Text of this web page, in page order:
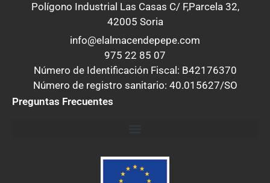
Polígono Industrial Las Casas C/ F,Parcela 32,
42005 Soria
info@elalmacendepepe.com
975 22 85 07
Número de Identificación Fiscal: B42176370
Número de registro sanitario: 40.015627/SO
Preguntas Frecuentes